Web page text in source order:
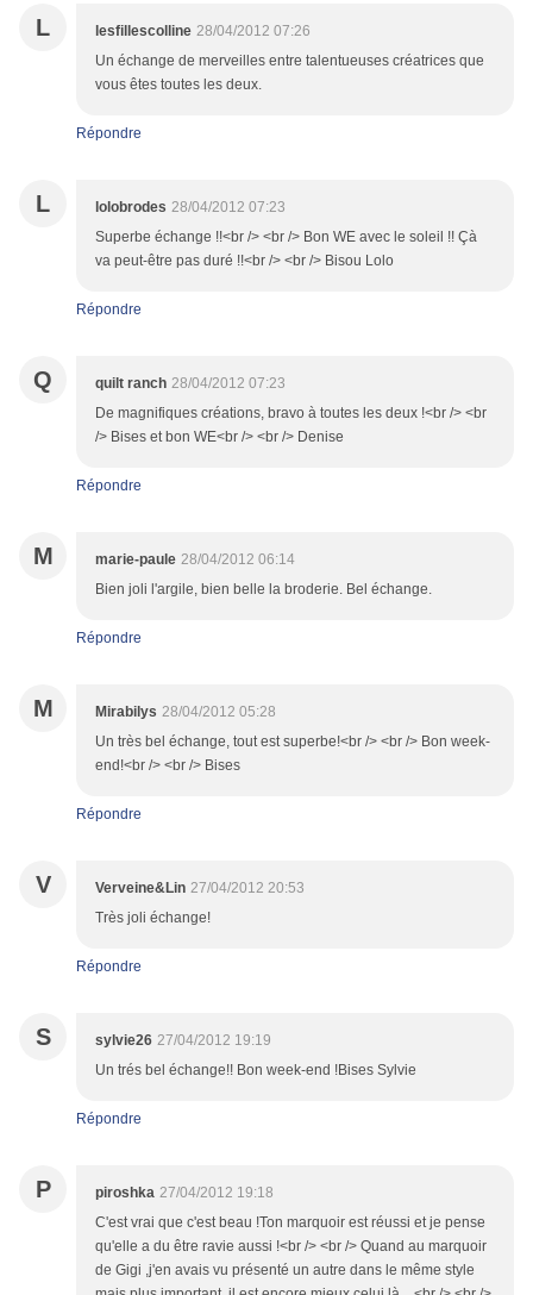
L lesfillescolline 28/04/2012 07:26
Un échange de merveilles entre talentueuses créatrices que
vous êtes toutes les deux.
Répondre
L lolobrodes 28/04/2012 07:23
Superbe échange !!<br /> <br /> Bon WE avec le soleil !! Çà
va peut-être pas duré !!<br /> <br /> Bisou Lolo
Répondre
Q quilt ranch 28/04/2012 07:23
De magnifiques créations, bravo à toutes les deux !<br /> <br
/> Bises et bon WE<br /> <br /> Denise
Répondre
M marie-paule 28/04/2012 06:14
Bien joli l'argile, bien belle la broderie. Bel échange.
Répondre
M Mirabilys 28/04/2012 05:28
Un très bel échange, tout est superbe!<br /> <br /> Bon week-
end!<br /> <br /> Bises
Répondre
V Verveine&Lin 27/04/2012 20:53
Très joli échange!
Répondre
S sylvie26 27/04/2012 19:19
Un trés bel échange!! Bon week-end !Bises Sylvie
Répondre
P piroshka 27/04/2012 19:18
C'est vrai que c'est beau !Ton marquoir est réussi et je pense
qu'elle a du être ravie aussi !<br /> <br /> Quand au marquoir
de Gigi ,j'en avais vu présenté un autre dans le même style